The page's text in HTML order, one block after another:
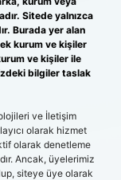
Sitede yalnızca
Burada yer alan
kurum ve kişiler
ve kişiler ile
bilgiler taslak
ve İletişim
olarak hizmet
olarak denetleme
Ancak, üyelerimiz
siteye üye olarak